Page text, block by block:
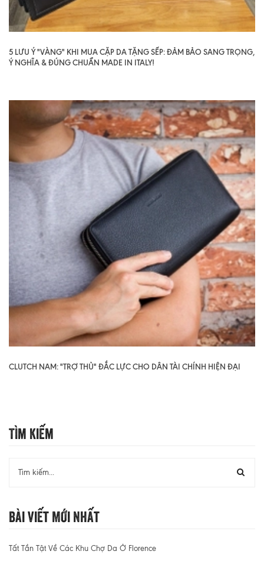
5 LƯU Ý "VÀNG" KHI MUA CẶP DA TẶNG SẾP: ĐẢM BẢO SANG TRỌNG,
Ý NGHĨA & ĐÚNG CHUẨN MADE IN ITALY!
CLUTCH NAM: "TRỢ THỦ" ĐẮC LỰC CHO DÂN TÀI CHÍNH HIỆN ĐẠI
Tìm Kiếm
Bài Viết Mới Nhất
Tất Tần Tật Về Các Khu Chợ Da Ở Florence